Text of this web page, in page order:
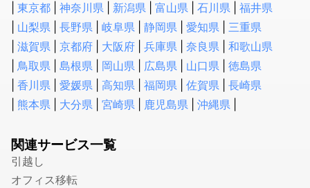
税理士
会社設立・起業開業に強い税理士
顧問税理士
法人税の節税に強い税理士
相続税申告に強い税理士
融資・資金調達に強い税理士
生前贈与に強い税理士
社会保険労務士
東京都
神奈川県 新潟県 富山県 石川県
福井県
山梨県
長野県 岐阜県 静岡県 愛知県
三重県
滋賀県
京都府 大阪府 兵庫県 奈良県
和歌山県
鳥取県
島根県 岡山県 広島県 山口県
徳島県
香川県
愛媛県 高知県 福岡県 佐賀県
長崎県
熊本県
大分県 宮崎県 鹿児島県 沖縄県
関連サービス一覧
引越し
オフィス移転